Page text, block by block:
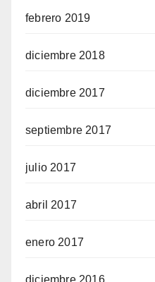
febrero 2019
diciembre 2018
diciembre 2017
septiembre 2017
julio 2017
abril 2017
enero 2017
diciembre 2016